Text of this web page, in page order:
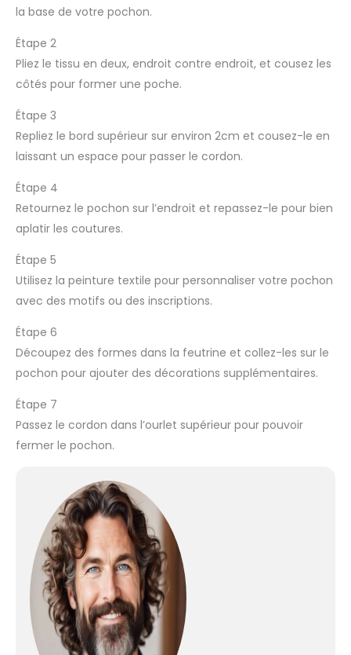
la base de votre pochon.
Étape 2
Pliez le tissu en deux, endroit contre endroit, et cousez les
côtés pour former une poche.
Étape 3
Repliez le bord supérieur sur environ 2cm et cousez-le en
laissant un espace pour passer le cordon.
Étape 4
Retournez le pochon sur l’endroit et repassez-le pour bien
aplatir les coutures.
Étape 5
Utilisez la peinture textile pour personnaliser votre pochon
avec des motifs ou des inscriptions.
Étape 6
Découpez des formes dans la feutrine et collez-les sur le
pochon pour ajouter des décorations supplémentaires.
Étape 7
Passez le cordon dans l’ourlet supérieur pour pouvoir
fermer le pochon.